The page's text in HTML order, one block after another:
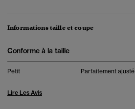
Informations taille et coupe
Conforme à la taille
Petit Parfaitement ajusté
Lire Les Avis